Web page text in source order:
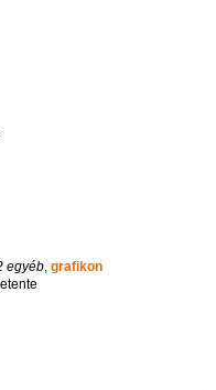
egyéb,grafikon